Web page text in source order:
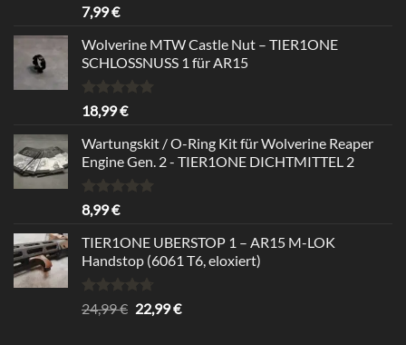
Bewertet
mit
von 5
7,99€
Wolverine MTW Castle Nut – TIER1ONE
SCHLOSSNUSS 1 für AR15
Bewertet
mit
von 5
18,99€
Wartungskit / O-Ring Kit für Wolverine Reaper
Engine Gen. 2 - TIER1ONE DICHTMITTEL 2
Bewertet
mit
von 5
8,99€
TIER1ONE UBERSTOP 1 – AR15 M-LOK
Handstop (6061 T6, eloxiert)
Bewertet
mit
24,99€ Ursprünglicher
22,99€Aktueller